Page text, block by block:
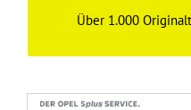
Über 1.000